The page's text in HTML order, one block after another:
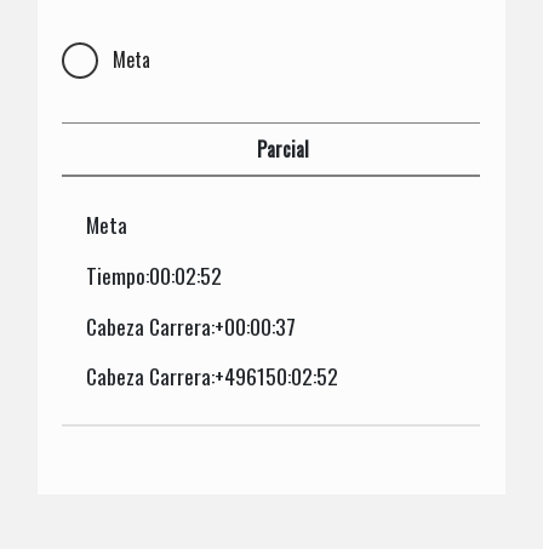
Meta
Parcial
Meta
Tiempo:00:02:52
Cabeza Carrera:+00:00:37
Cabeza Carrera:+496150:02:52